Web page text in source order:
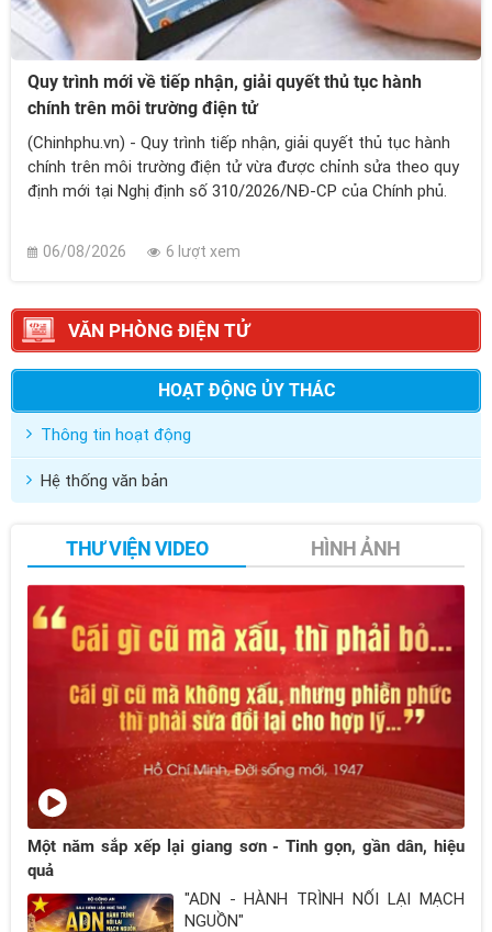
Quy trình mới về tiếp nhận, giải quyết thủ tục hành
chính trên môi trường điện tử
(Chinhphu.vn) - Quy trình tiếp nhận, giải quyết thủ tục hành
chính trên môi trường điện tử vừa được chỉnh sửa theo quy
định mới tại Nghị định số 310/2026/NĐ-CP của Chính phủ.
06/08/2026 6 lượt xem
VĂN PHÒNG ĐIỆN TỬ
HOẠT ĐỘNG ỦY THÁC
Thông tin hoạt động
Hệ thống văn bản
THƯ VIỆN VIDEO HÌNH ẢNH
Một năm sắp xếp lại giang sơn - Tinh gọn, gần dân, hiệu
quả
"ADN - HÀNH TRÌNH NỐI LẠI MẠCH
NGUỒN"